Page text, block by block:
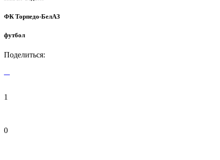
ФК Торпедо-БелАЗ
футбол
Поделиться:
1
0